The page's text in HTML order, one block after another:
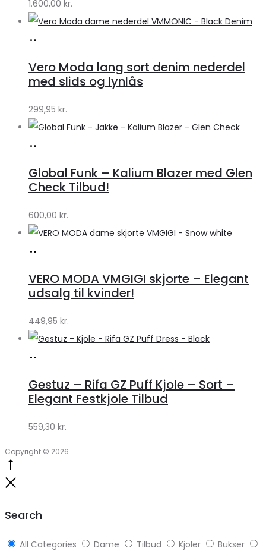
Lykke
1.600,00 kr.
Klædeskabet.dk
Vero Moda lang sort denim nederdel
med slids og lynlås
299,95 kr.
Lykke
Lykke
Global Funk – Kalium Blazer med Glen
Check Tilbud!
600,00 kr.
Klædeskabet.dk
VERO MODA VMGIGI skjorte – Elegant
udsalg til kvinder!
449,95 kr.
Lykke
by
Lykke
Gestuz – Rifa GZ Puff Kjole – Sort –
Elegant Festkjole Tilbud
559,30 kr.
Copyright © 2026
Search
All Categories Dame Tilbud Kjoler
Bukser